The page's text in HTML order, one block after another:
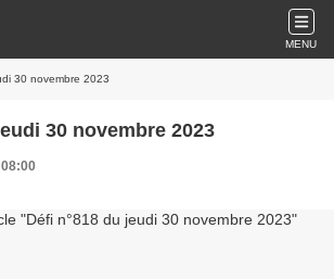
MENU
30 novembre 2023
30 novembre 2023